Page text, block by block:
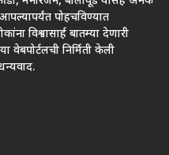
पोहचविण्यात
विश्वासार्ह बातम्या देणारी
निर्मिती केली